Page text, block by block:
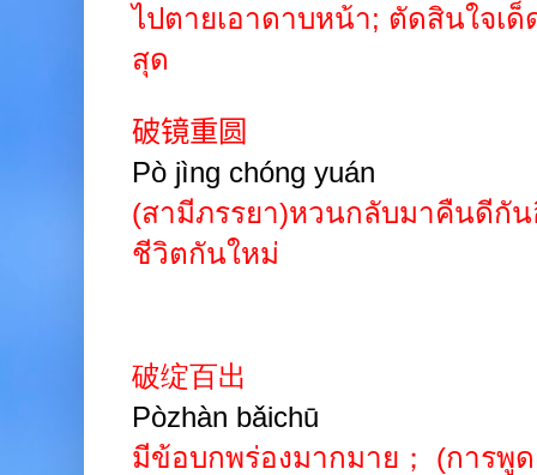
ไปตายเอาดาบหน้า; ตัดสินใจเ
สุด
破镜重圆
Pò jìng chóng yuán
(สามีภรรยา)หวนกลับมาคืนดีกั
ชีวิตกันใหม่
破绽百出
Pòzhàn bǎichū
มีข้อบกพร่องมากมาย； (การพู